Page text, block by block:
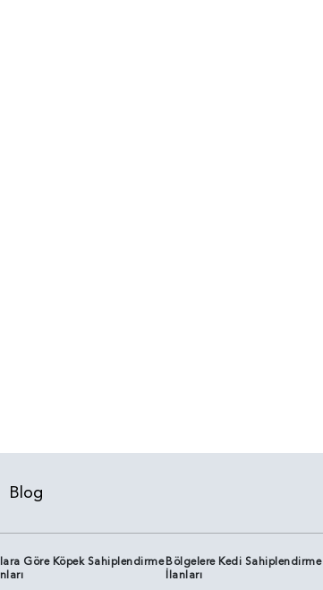
Blog
Göre Köpek SahiplendirmeBölgelere Kedi Sahiplendirme
İlanları